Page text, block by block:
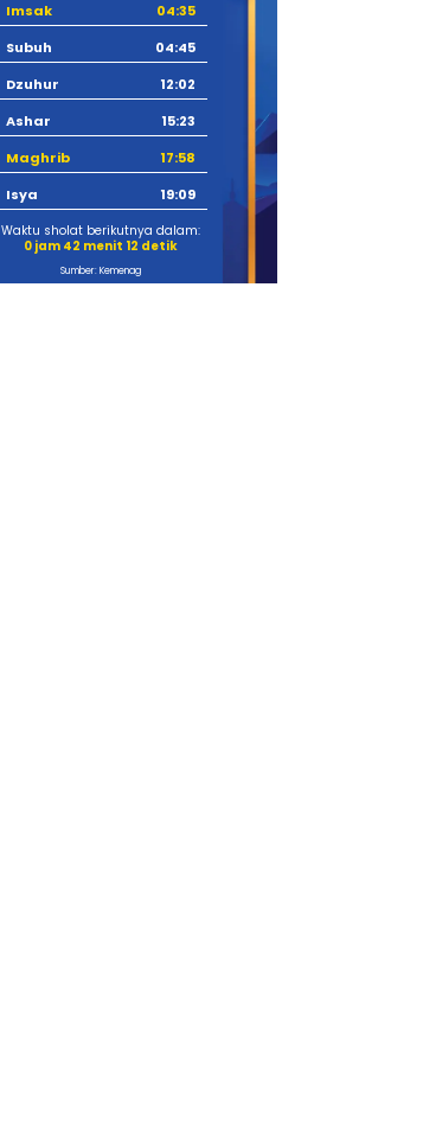
Imsak
04:35
Subuh
04:45
Dzuhur
12:02
Ashar
15:23
Maghrib
17:58
Isya
19:09
Waktu sholat berikutnya dalam:
0 jam 42 menit 11 detik
Sumber: Kemenag